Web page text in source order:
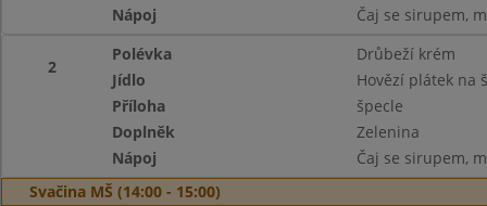
Nápoj
Čaj se sirupem,
2
Polévka
Drůbeží krém
Jídlo
Hovězí plátek na
Příloha
špecle
Doplněk
Zelenina
Nápoj
Čaj se sirupem,
Svačina MŠ (14:00 - 15:00)